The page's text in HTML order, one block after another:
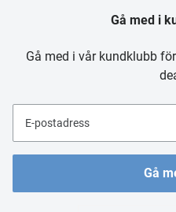
Gå med i
Gå med i vår kundklubb
E-postadress
Gå